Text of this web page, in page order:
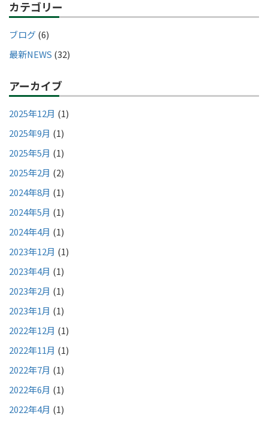
カテゴリー
ブログ (6)
最新NEWS (32)
アーカイブ
2025年12月 (1)
2025年9月 (1)
2025年5月 (1)
2025年2月 (2)
2024年8月 (1)
2024年5月 (1)
2024年4月 (1)
2023年12月 (1)
2023年4月 (1)
2023年2月 (1)
2023年1月 (1)
2022年12月 (1)
2022年11月 (1)
2022年7月 (1)
2022年6月 (1)
2022年4月 (1)